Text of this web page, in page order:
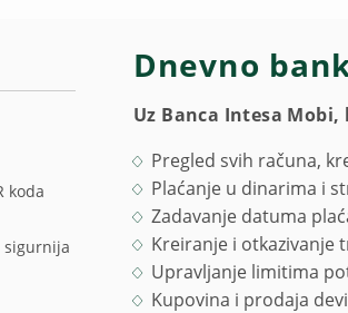
koda
sigurnija
Dnevno
Uz Banca Intesa
Pregled svih računa,
Plaćanje u dinarima i
Zadavanje datuma
Kreiranje i otkazivanje
Upravljanje limitima
Kupovina i prodaja